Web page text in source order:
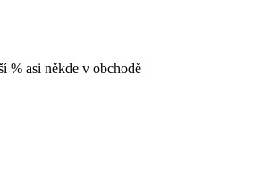
% asi někde v obchodě